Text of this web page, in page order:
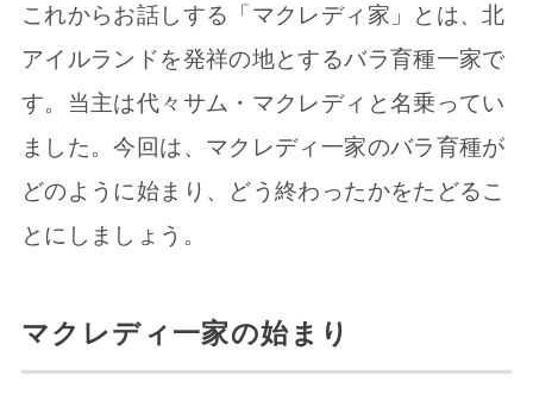
これからお話しする「マクレディ家」とは、北
アイルランドを発祥の地とするバラ育種一家で
す。当主は代々サム・マクレディと名乗ってい
ました。今回は、マクレディ一家のバラ育種が
どのように始まり、どう終わったかをたどるこ
とにしましょう。
マクレディ一家の始まり